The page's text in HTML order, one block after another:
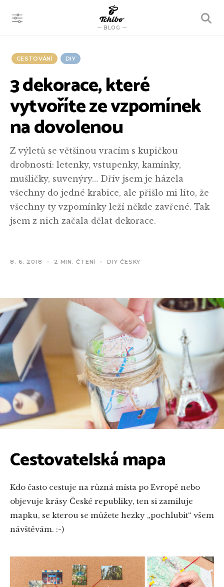
BLOG
VYHLEDÁVÁNÍ
CESTOVÁNÍ DIY
3 dekorace, které
vytvoříte ze vzpomínek
na dovolenou
Z výletů se většinou vracím s kupičkou
drobností: letenky, vstupenky, kamínky,
mušličky, suvenýry… Dřív jsem je házela
všechny do jedné krabice, ale přišlo mi líto, že
všechny ty vzpomínky leží někde zavřené. Tak
jsem z nich začala dělat dekorace.
8. 6. 2018 2 MIN. ČTENÍ DIY ČESKY
Cestovatelská mapa
Kdo často cestuje na různá místa po Evropě nebo
objevuje krásy České republiky, ten si zamiluje
mapku, se kterou se můžete hezky „pochlubit“ všem
návštěvám. :-)